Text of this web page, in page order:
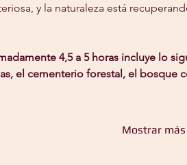
y la naturaleza está
4,5 a 5 horas incluye lo
el cementerio forestal, el bosque
Mostrar más